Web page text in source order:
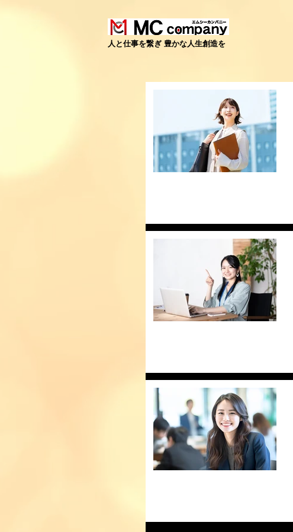
​人と仕事を繋ぎ 豊かな人生創造を